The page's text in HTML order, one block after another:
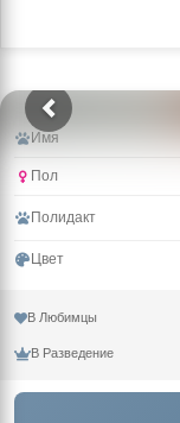
Имя
Пол
Полидакт
Цвет
В Любимцы
В Разведение